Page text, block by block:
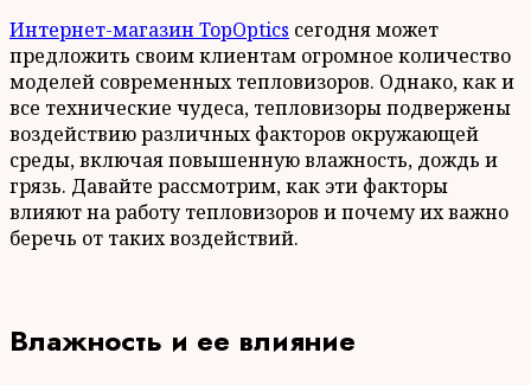
Интернет-магазин TopOptics сегодня может
предложить своим клиентам огромное количество
моделей современных тепловизоров. Однако, как и
все технические чудеса, тепловизоры подвержены
воздействию различных факторов окружающей
среды, включая повышенную влажность, дождь и
грязь. Давайте рассмотрим, как эти факторы
влияют на работу тепловизоров и почему их важно
беречь от таких воздействий.
Влажность и ее влияние